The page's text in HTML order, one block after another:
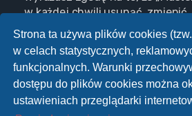
Strona ta używa plików cookies
w celach statystycznych,
funkcjonalnych. Warunki
dostępu do plików cookies można
ustawieniach przeglądarki
w każdej chwili usunąć,
zamknąć każdy twój temat,
zapisywanie wszystkich
informacji w naszej bazie
będą przekazywane nikomu
„Masterful Magazine”, ani phpBB
odpowiedzialności za włamania